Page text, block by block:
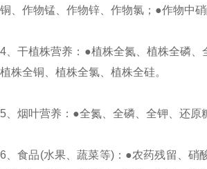
铜、作物锰、作物锌、作物氯；●作物中
4、干植株营养：●植株全氮、植株全磷
植株全铜、植株全氯、植株全硅。
5、烟叶营养：●全氮、全磷、全钾、还
6、食品(水果、蔬菜等)：●农药残留、硝